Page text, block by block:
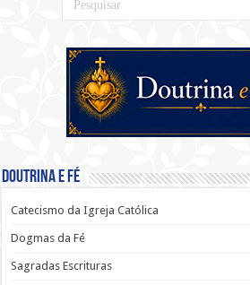
Doutrina e Fé
Catecismo da Igreja Católica
Dogmas da Fé
Sagradas Escrituras